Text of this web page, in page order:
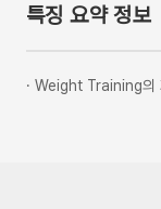
특징 요약 정보
· Weight Training의